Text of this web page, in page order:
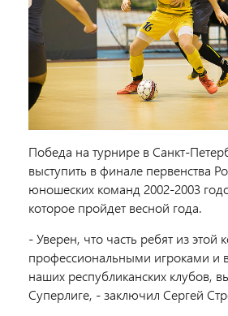
Победа на турнире в Санкт-
выступить в финале первенства
юношеских команд 2002-2003
которое пройдет весной года.
- Уверен, что часть ребят из этой
профессиональными игроками и
наших республиканских клубов,
Суперлиге, - заключил Сергей